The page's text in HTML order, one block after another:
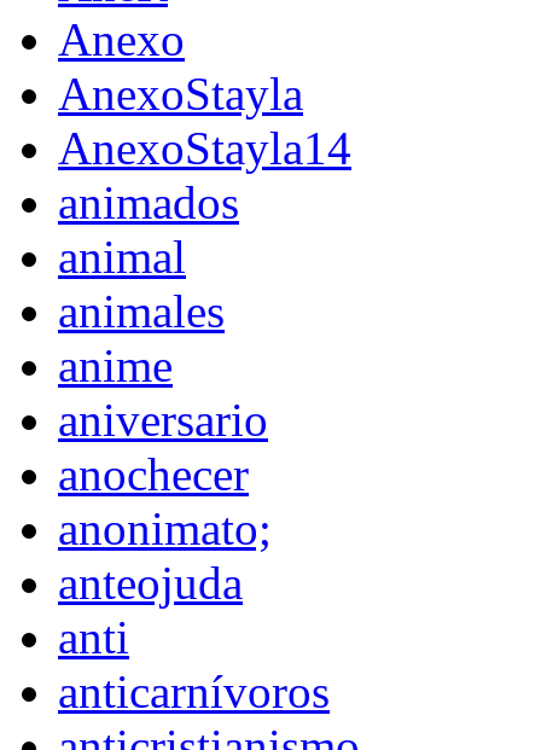
Anexo
AnexoStayla
AnexoStayla14
animados
animal
animales
anime
aniversario
anochecer
anonimato;
anteojuda
anti
anticarnívoros